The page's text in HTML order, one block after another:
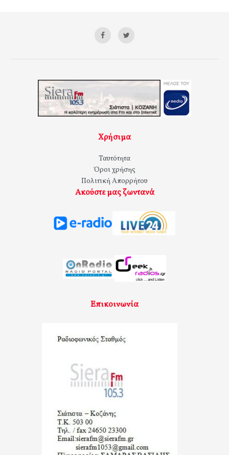
Χρήσιμα
Ταυτότητα
Όροι χρήσης
Πολιτική Απορρήτου
Ακούστε μας ζωντανά
Επικοινωνία